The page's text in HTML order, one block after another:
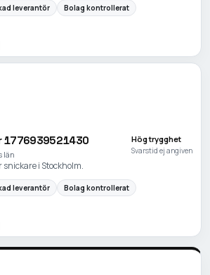
leverantör Bolag kontrollerat
1776939521430
län
Hög trygghet
Svarstid ej angiven
i Stockholm.
leverantör Bolag kontrollerat